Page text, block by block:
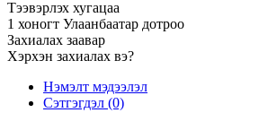
Тээвэрлэх хугацаа
1 хоногт Улаанбаатар дотроо
Захиалах заавар
Хэрхэн захиалах вэ?
Нэмэлт мэдээлэл
Сэтгэгдэл (0)